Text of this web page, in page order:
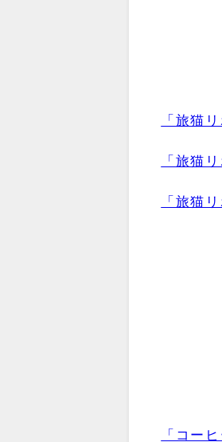
「旅猫
「旅猫
「旅猫
「コー